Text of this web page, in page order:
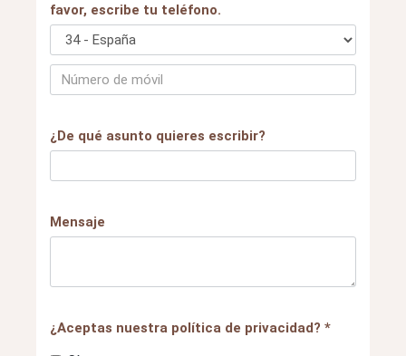
favor, escribe tu teléfono.
¿De qué asunto quieres escribir?
Mensaje
¿Aceptas nuestra política de privacidad? *